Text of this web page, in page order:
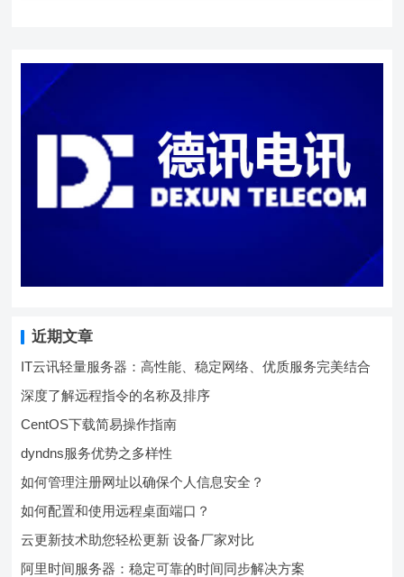
近期文章
IT云讯轻量服务器：高性能、稳定网络、优质服务完美结合
深度了解远程指令的名称及排序
CentOS下载简易操作指南
dyndns服务优势之多样性
如何管理注册网址以确保个人信息安全？
如何配置和使用远程桌面端口？
云更新技术助您轻松更新 设备厂家对比
阿里时间服务器：稳定可靠的时间同步解决方案